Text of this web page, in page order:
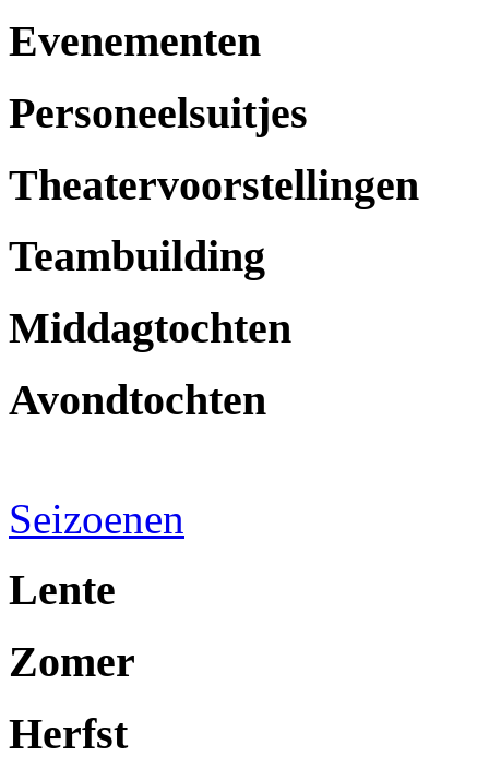
Evenementen
Personeelsuitjes
Theatervoorstellingen
Teambuilding
Middagtochten
Avondtochten
Seizoenen
Lente
Zomer
Herfst